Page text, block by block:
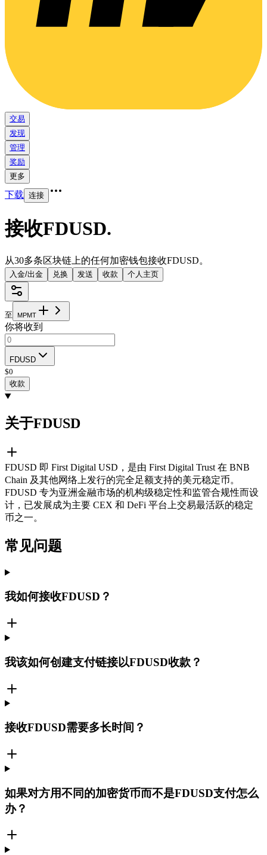
交易
发现
管理
奖励
更多
下载 连接
接收FDUSD.
从30多条区块链上的任何加密钱包接收FDUSD。
入金/出金 兑换 发送 收款 个人主页
至 MPMT
你将收到
FDUSD
$0
收款
关于FDUSD
FDUSD 即 First Digital USD，是由 First Digital Trust 在 BNB
Chain 及其他网络上发行的完全足额支持的美元稳定币。
FDUSD 专为亚洲金融市场的机构级稳定性和监管合规性而设
计，已发展成为主要 CEX 和 DeFi 平台上交易最活跃的稳定
币之一。
常见问题
我如何接收FDUSD？
我该如何创建支付链接以FDUSD收款？
接收FDUSD需要多长时间？
如果对方用不同的加密货币而不是FDUSD支付怎么
办？